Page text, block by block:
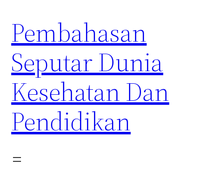
content
Pembahasan
Seputar Dunia
Kesehatan Dan
Pendidikan